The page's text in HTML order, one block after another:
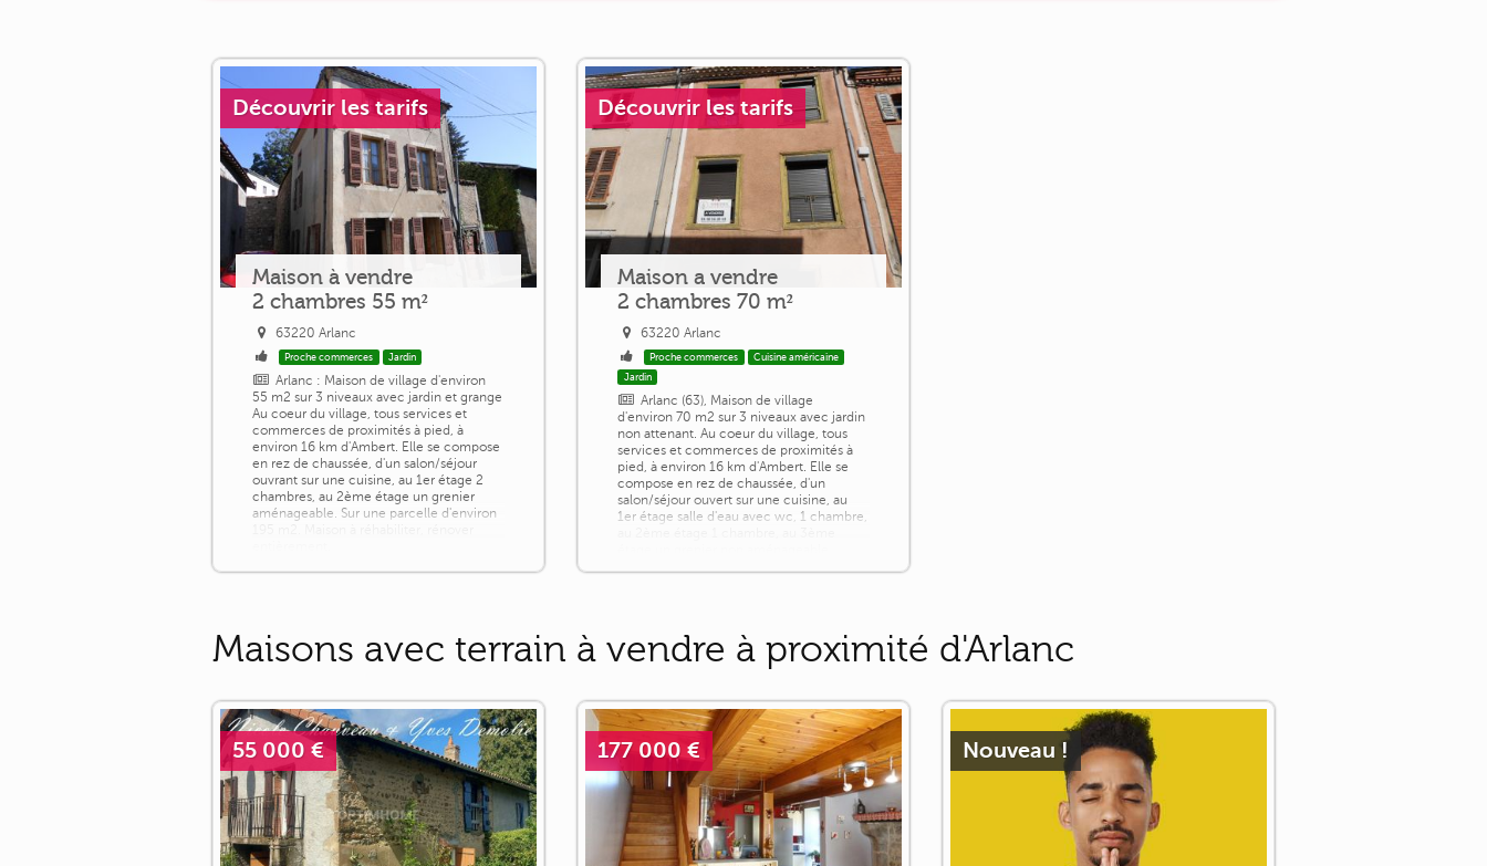
Découvrir les tarifs
Maison à vendre
2 chambres 55 m²
63220 Arlanc
Proche commerces Jardin
Arlanc : Maison de village d'environ
55 m2 sur 3 niveaux avec jardin et grange
Au coeur du village, tous services et
commerces de proximités à pied, à
environ 16 km d'Ambert. Elle se compose
en rez de chaussée, d'un salon/séjour
ouvrant sur une cuisine, au 1er étage 2
chambres, au 2ème étage un grenier
aménageable. Sur une parcelle d'environ
Découvrir les tarifs
Maison a vendre
2 chambres 70 m²
63220 Arlanc
Proche commerces
Cuisine américaine
Jardin
Arlanc (63), Maison de village
d'environ 70 m2 sur 3 niveaux avec jardin
non attenant. Au coeur du village, tous
services et commerces de proximités à
pied, à environ 16 km d'Ambert. Elle se
compose en rez de chaussée, d'un
salon/séjour ouvert sur une cuisine, au
1er étage salle d'eau avec wc, 1 chambre,
Maisons avec terrain à vendre à proximité d'Arlanc
55 000 € 177 000 € Nouveau !